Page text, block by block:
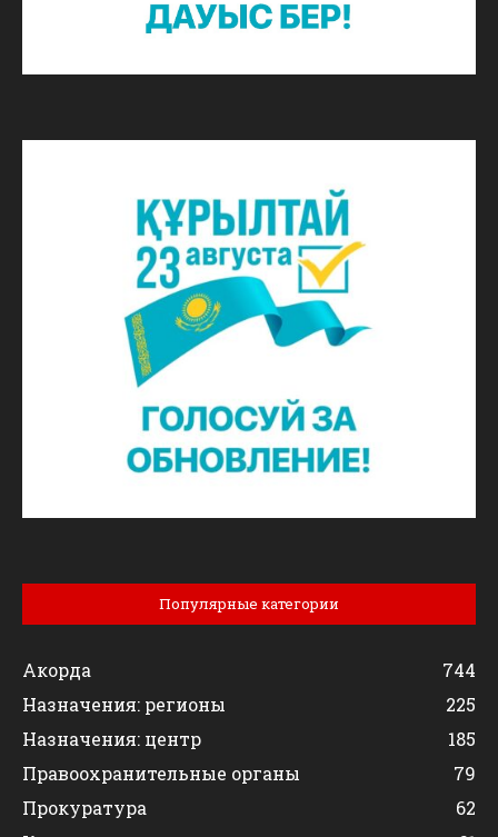
Популярные категории
Акорда
744
Назначения: регионы
225
Назначения: центр
185
Правоохранительные органы
79
Прокуратура
62